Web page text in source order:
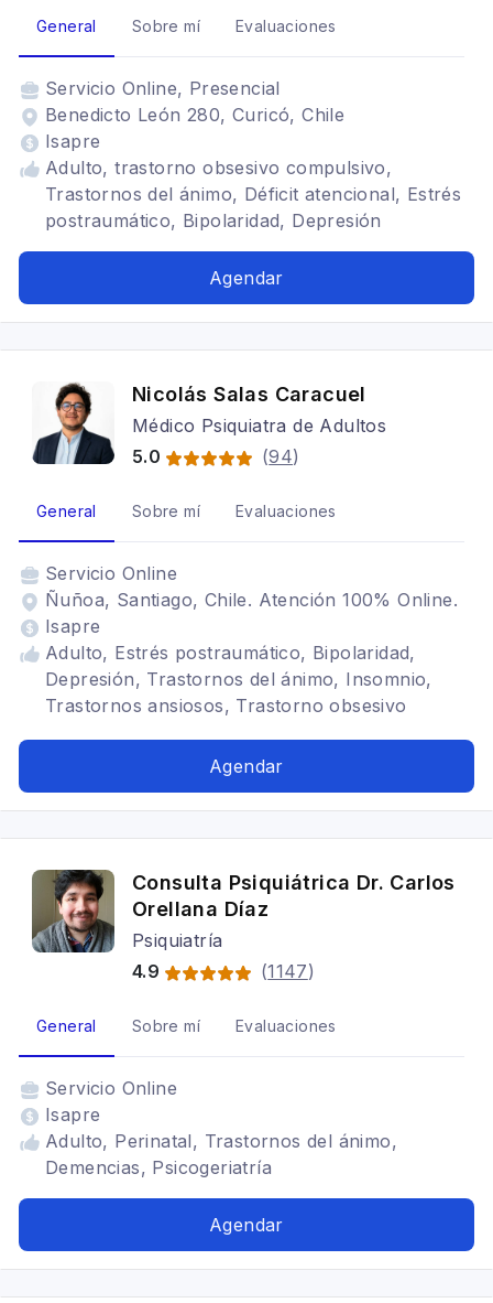
General Sobre mí Evaluaciones
Servicio Online, Presencial
Benedicto León 280, Curicó, Chile
Isapre
Adulto, trastorno obsesivo compulsivo,
Trastornos del ánimo, Déficit atencional, Estrés
postraumático, Bipolaridad, Depresión
Agendar
Nicolás Salas Caracuel
Médico Psiquiatra de Adultos
5.0
(94)
General Sobre mí Evaluaciones
Servicio Online
Ñuñoa, Santiago, Chile. Atención 100% Online.
Isapre
Adulto, Estrés postraumático, Bipolaridad,
Depresión, Trastornos del ánimo, Insomnio,
Trastornos ansiosos, Trastorno obsesivo
atencional, Somatización
Agendar
Consulta Psiquiátrica Dr. Carlos
Orellana Díaz
Psiquiatría
4.9
(1147)
General Sobre mí Evaluaciones
Servicio Online
Isapre
Adulto, Perinatal, Trastornos del ánimo,
Demencias, Psicogeriatría
Agendar